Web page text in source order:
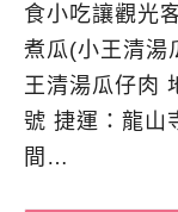
食小吃讓觀光
煮瓜(小王清湯
王清湯瓜仔肉
號 捷運：龍山
間…